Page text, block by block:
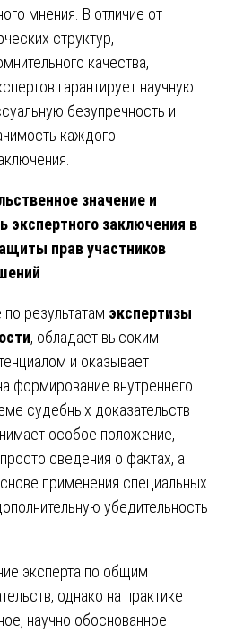
мнения. В отличие от
структур,
качества,
гарантирует научную
безупречность и
каждого
значение и
экспертного заключения в
прав участников
результатам экспертизы
, обладает высоким
и оказывает
формирование внутреннего
судебных доказательств
особое положение,
сведения о фактах, а
применения специальных
убедительность
эксперта по общим
однако на практике
научно обоснованное